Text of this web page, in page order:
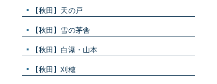
【秋田】天の戸
【秋田】雪の茅舎
【秋田】白瀑・山本
【秋田】刈穂